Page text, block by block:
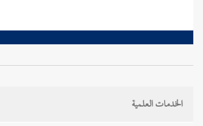
الخدمات العلمية